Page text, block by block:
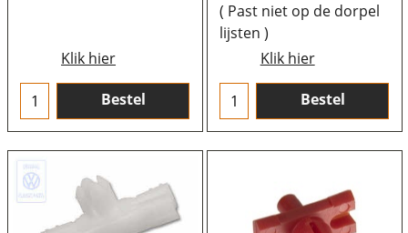
Klik hier
Bestel
( Past niet op de dorpel
lijsten )
Klik hier
Bestel